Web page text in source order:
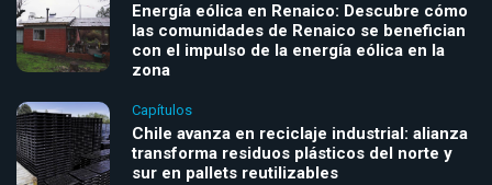
Energía eólica en Renaico: Descubre cómo
las comunidades de Renaico se benefician
con el impulso de la energía eólica en la
zona
Capítulos
Chile avanza en reciclaje industrial: alianza
transforma residuos plásticos del norte y
sur en pallets reutilizables